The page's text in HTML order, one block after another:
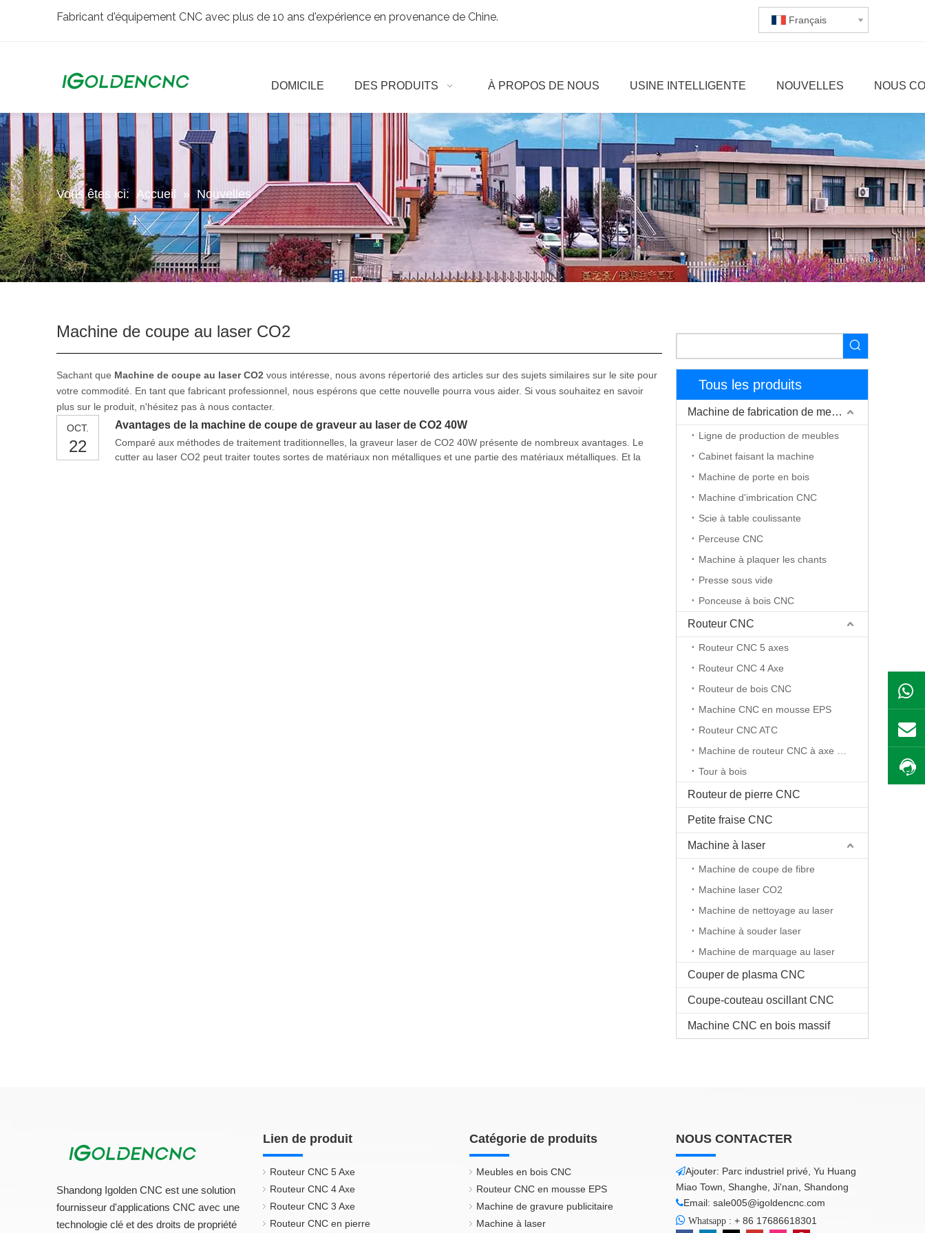
Fabricant d'équipement CNC avec plus de 10 ans d'expérience en provenance de Chine. Français
DOMICILE DES PRODUITS À PROPOS DE NOUS USINE INTELLIGENTE NOUVELLES NOUS
Vous êtes ici: Accueil » Nouvelles
Machine de coupe au laser CO2
Sachant que Machine de coupe au laser CO2 vous intéresse, nous avons répertorié des articles sur des sujets similaires sur le site pour
votre commodité. En tant que fabricant professionnel, nous espérons que cette nouvelle pourra vous aider. Si vous souhaitez en savoir
plus sur le produit, n'hésitez pas à nous contacter.
OCT.
22
Avantages de la machine de coupe de graveur au laser de CO2 40W
Comparé aux méthodes de traitement traditionnelles, la graveur laser de CO2 40W présente de nombreux avantages. Le
cutter au laser CO2 peut traiter toutes sortes de matériaux non métalliques et une partie des matériaux métalliques. Et la
Tous les produits
Machine de fabrication de meubles
Ligne de production de meubles
Cabinet faisant la machine
Machine de porte en bois
Machine d'imbrication CNC
Scie à table coulissante
Perceuse CNC
Machine à plaquer les chants
Presse sous vide
Ponceuse à bois CNC
Routeur CNC
Routeur CNC 5 axes
Routeur CNC 4 Axe
Routeur de bois CNC
Machine CNC en mousse EPS
Routeur CNC ATC
Tour à bois
Routeur de pierre CNC
Petite fraise CNC
Machine à laser
Machine de coupe de fibre
Machine laser CO2
Machine de nettoyage au laser
Machine à souder laser
Machine de marquage au laser
Couper de plasma CNC
Coupe-couteau oscillant CNC
Machine CNC en bois massif
Shandong Igolden CNC est une solution
fournisseur d'applications CNC avec une
technologie clé et des droits de propriété
Lien de produit
Routeur CNC 5 Axe
Routeur CNC 4 Axe
Routeur CNC 3 Axe
Routeur CNC en pierre
Catégorie de produits
Meubles en bois CNC
Routeur CNC en mousse EPS
Machine de gravure publicitaire
Machine à laser
NOUS CONTACTER
Ajouter: Parc industriel privé, Yu Huang
Miao Town, Shanghe, Ji'nan, Shandong
Email: sale005@igoldencnc.com
 Whatsapp : + 86 17686618301